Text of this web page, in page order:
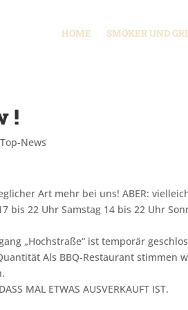
HOME SMOKER UND
!
Top-News
Art mehr bei uns! ABER:
bis 22 Uhr Samstag 14 bis 22 Uhr
„Hochstraße“ ist temporär
Als BBQ-Restaurant stimmen
MAL ETWAS AUSVERKAUFT IST.